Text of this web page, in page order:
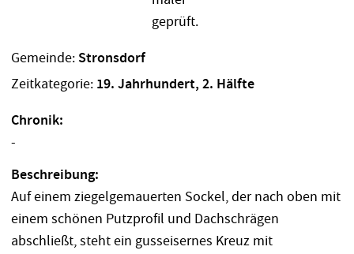
Gemeinde: Stronsdorf
Zeitkategorie: 19. Jahrhundert, 2. Hälfte
Chronik:
-
Beschreibung:
Auf einem ziegelgemauerten Sockel, der nach oben mit
einem schönen Putzprofil und Dachschrägen
abschließt, steht ein gusseisernes Kreuz mit